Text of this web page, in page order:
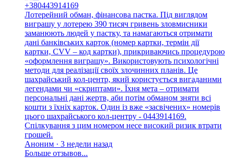
+380443914169
Лотерейний обман, фінансова пастка. Під виглядом
виграшу у лотерею 390 тисяч гривень зловмисники
заманюють людей у пастку, та намагаються отримати
дані банківських карток (номер картки, термін дії
картки, CVV – код картки), прикриваючись процедурою
«оформлення виграшу». Використовують психологічні
методи для реалізації своїх злочинних планів. Це
шахрайський кол-центр, який користується вигаданими
легендами чи «скриптами». Їхня мета – отримати
персональні дані жертв, аби потім обманом зняти всі
кошти з їхніх карток. Один із вже «засвічених» номерів
цього шахрайського кол-центру - 0443914169.
Спілкування з цим номером несе високий ризик втрати
грошей.
Аноним · 3 недели назад
Больше отзывов...